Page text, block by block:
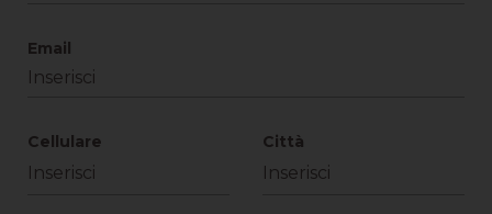
Email
Cellulare Città